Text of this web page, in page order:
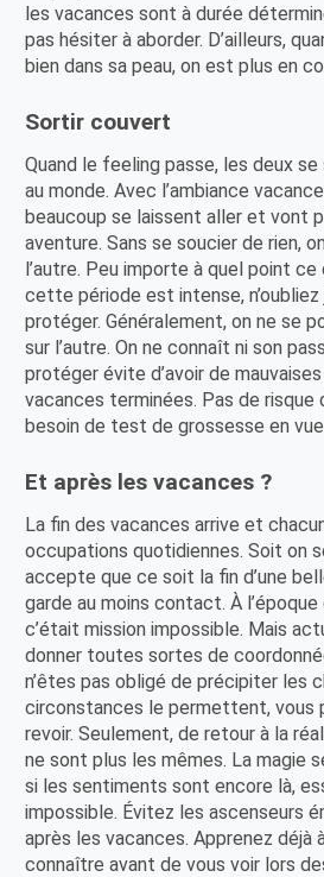
les vacances sont à durée
pas hésiter à aborder. D’ailleurs,
bien dans sa peau, on est plus en
Sortir couvert
Quand le feeling passe, les deux
au monde. Avec l’ambiance
beaucoup se laissent aller et vont
aventure. Sans se soucier de rien,
l’autre. Peu importe à quel point ce
cette période est intense, n’oubliez
protéger. Généralement, on ne se
sur l’autre. On ne connaît ni son
protéger évite d’avoir de
vacances terminées. Pas de risque
besoin de test de grossesse en
Et après les vacances ?
La fin des vacances arrive et
occupations quotidiennes. Soit on
accepte que ce soit la fin d’une
garde au moins contact. À
c’était mission impossible. Mais
donner toutes sortes de
n’êtes pas obligé de précipiter les
circonstances le permettent, vous
revoir. Seulement, de retour à la
ne sont plus les mêmes. La magie
si les sentiments sont encore là,
impossible. Évitez les ascenseurs
après les vacances. Apprenez déjà
connaître avant de vous voir lors